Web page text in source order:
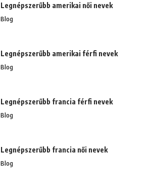
Legnépszerűbb amerikai női nevek
Blog
Legnépszerűbb amerikai férfi nevek
Blog
Legnépszerűbb francia férfi nevek
Blog
Legnépszerűbb francia női nevek
Blog